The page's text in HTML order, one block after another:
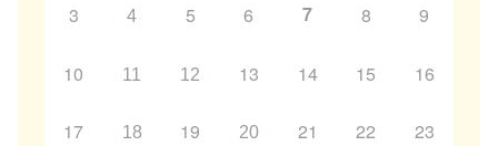
3 4 5 6 7 8 9
10 11 12 13 14 15 16
17 18 19 20 21 22 23